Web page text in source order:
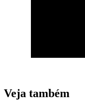
Veja também